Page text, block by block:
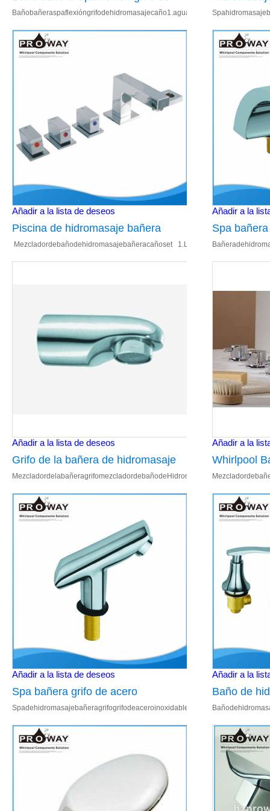
hidromasaje caño
Chrome
Añadir a la lista de deseos
Piscina de hidromasaje bañera
mezclador de bañera caño
Mezcladordebañodehidromasajebañeracañoset
Añadir a la
Spa
Añadir a la lista de deseos
Grifo de la bañera de hidromasaje
sistema Spa metálico mezclador de
baño
344.Bañ
Añadir a la
Whirlpool
grifo
Añadir a la lista de deseos
Spa bañera grifo de acero
inoxidable grifo
Spadehidromasajebañeragrifogrifodeaceroinoxidable 1.S.Scañofijo2.1/
Añadir a la
Baño de
mezclador